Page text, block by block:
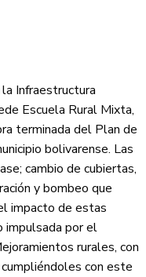
Infraestructura
Escuela Rural Mixta,
terminada del Plan de
bolivarense. Las
cambio de cubiertas,
y bombeo que
impacto de estas
impulsada por el
rurales, con
con este